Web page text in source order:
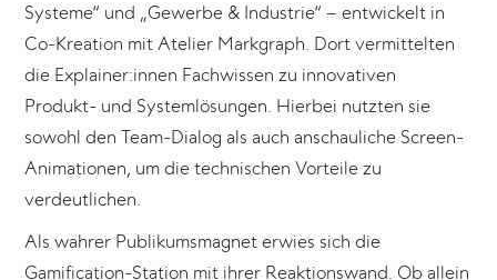
Systeme“ und „Gewerbe & Industrie“ – entwickelt in
Co-Kreation mit Atelier Markgraph. Dort vermittelten
die Explainer:innen Fachwissen zu innovativen
Produkt- und Systemlösungen. Hierbei nutzten sie
sowohl den Team-Dialog als auch anschauliche Screen-
Animationen, um die technischen Vorteile zu
verdeutlichen.
Als wahrer Publikumsmagnet erwies sich die
Gamification-Station mit ihrer Reaktionswand. Ob allein